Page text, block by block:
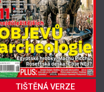
TIŠTĚNÁ VERZE